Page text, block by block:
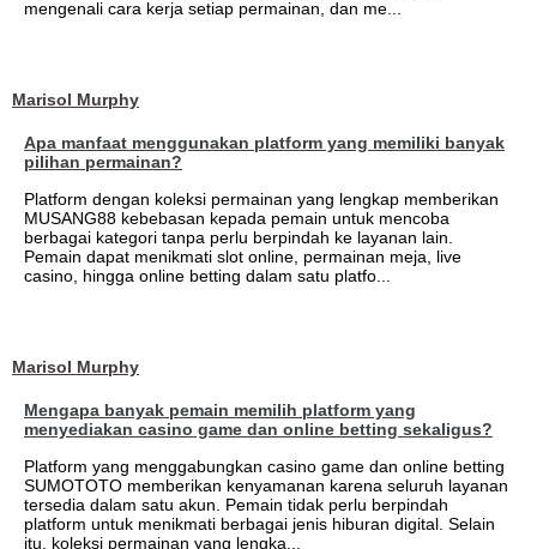
mengenali cara kerja setiap permainan, dan me...
Marisol Murphy
Apa manfaat menggunakan platform yang memiliki banyak
pilihan permainan?
Platform dengan koleksi permainan yang lengkap memberikan
MUSANG88 kebebasan kepada pemain untuk mencoba
berbagai kategori tanpa perlu berpindah ke layanan lain.
Pemain dapat menikmati slot online, permainan meja, live
casino, hingga online betting dalam satu platfo...
Marisol Murphy
Mengapa banyak pemain memilih platform yang
menyediakan casino game dan online betting sekaligus?
Platform yang menggabungkan casino game dan online betting
SUMOTOTO memberikan kenyamanan karena seluruh layanan
tersedia dalam satu akun. Pemain tidak perlu berpindah
platform untuk menikmati berbagai jenis hiburan digital. Selain
itu, koleksi permainan yang lengka...